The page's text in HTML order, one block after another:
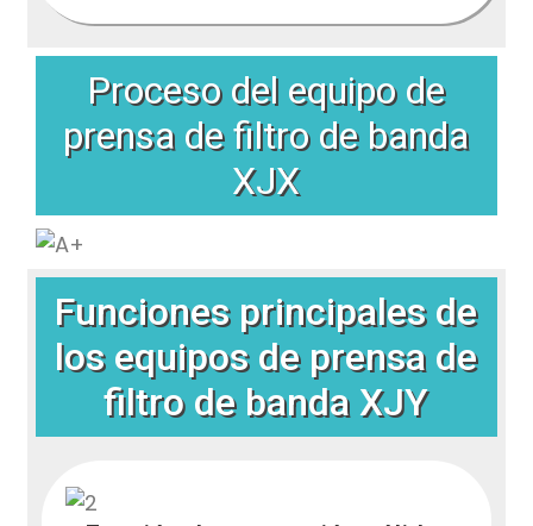
Proceso del equipo de
prensa de filtro de banda
XJX
Funciones principales de
los equipos de prensa de
filtro de banda XJY